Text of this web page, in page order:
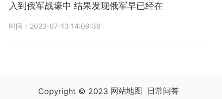
入到俄军战壕中 结果发现俄军早已经在
时间：2023-07-13 14:09:36
Copyright © 2023 网站地图 日常问答